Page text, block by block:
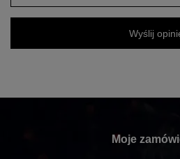
Wyślij
Moje